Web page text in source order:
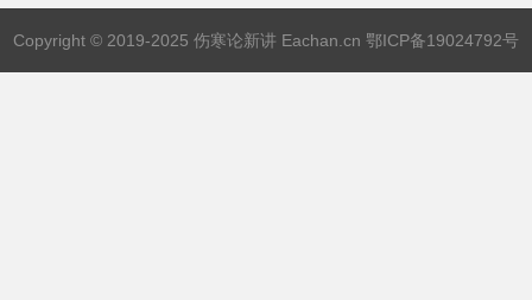
Copyright © 2019-2025 伤寒论新讲 Eachan.cn 鄂ICP备19024792号